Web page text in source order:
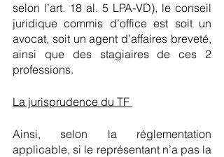
selon l’art. 18 al. 5 LPA-VD), le conseil
juridique commis d’office est soit un
avocat, soit un agent d’affaires breveté,
ainsi que des stagiaires de ces 2
professions.
La jurisprudence du TF
Ainsi, selon la réglementation
applicable, si le représentant n’a pas la